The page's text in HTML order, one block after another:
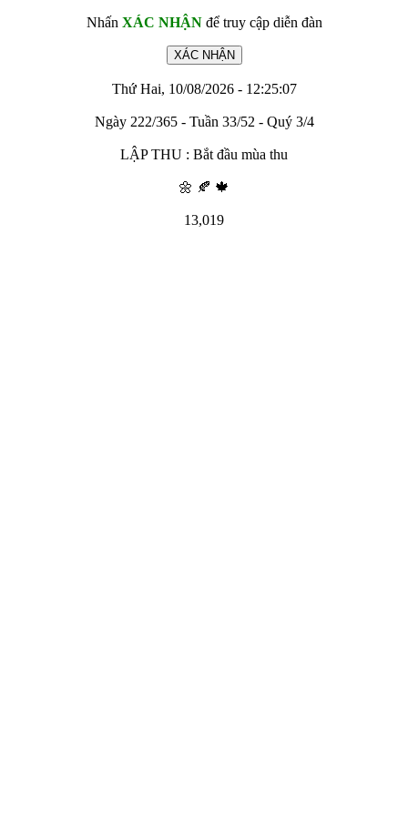
Nhấn XÁC NHẬNđể truy cập diễn đàn
Thứ Hai, 10/08/2026 - 12:25:07
Ngày 222/365 - Tuần 33/52 - Quý 3/4
LẬP THU : Bắt đầu mùa thu
🌼 🍂 🍁
13,019